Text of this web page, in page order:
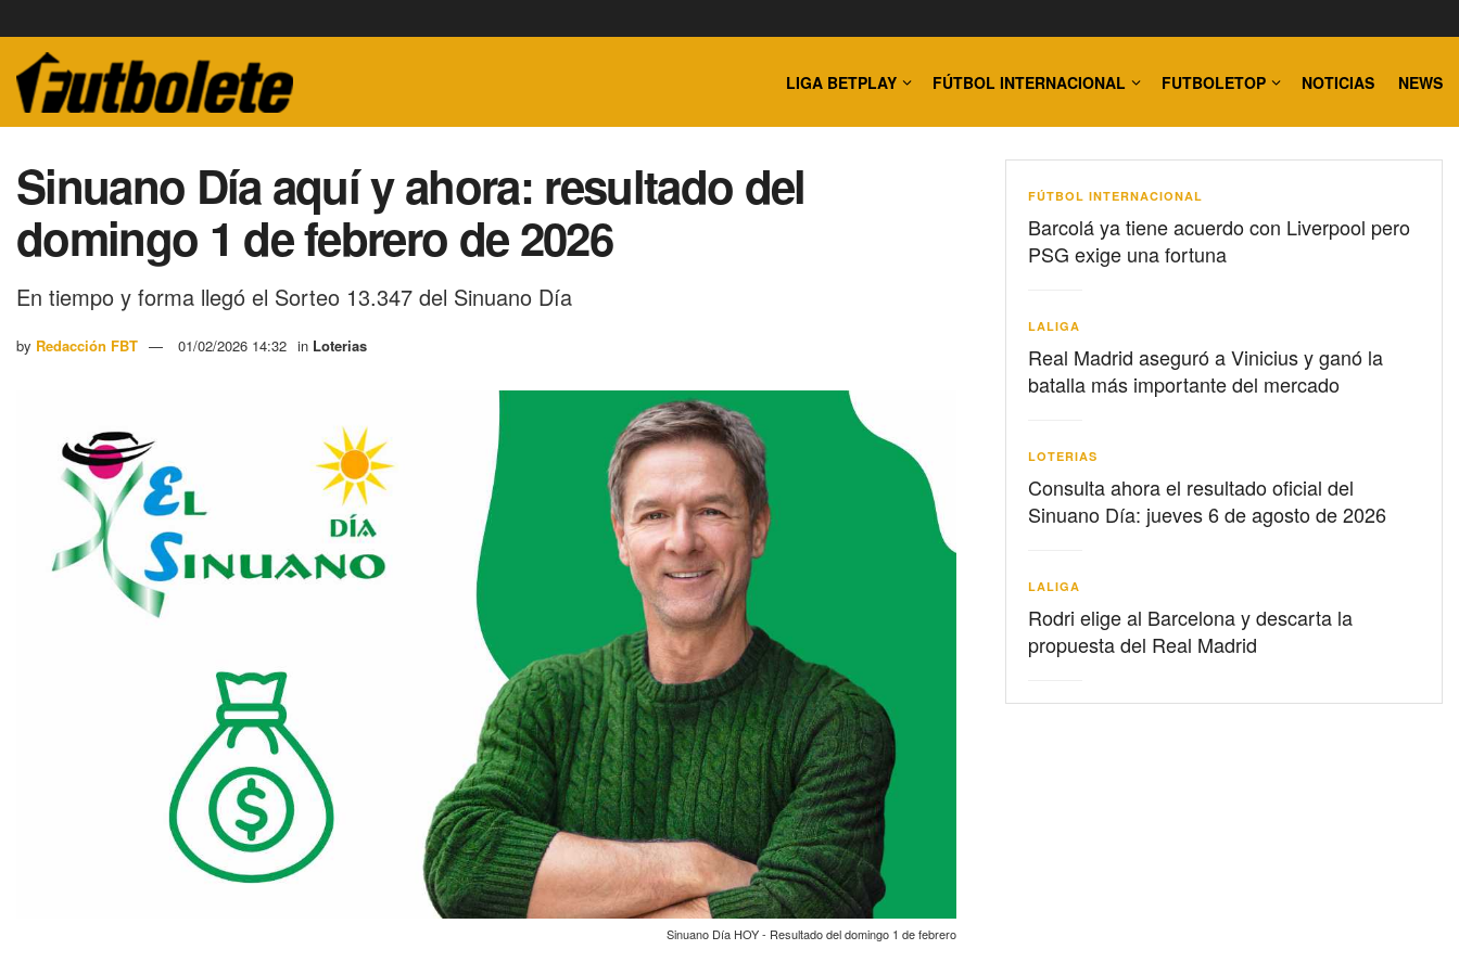
LIGA BETPLAY FÚTBOL INTERNACIONAL FUTBOLETOP NOTICIAS NEWS
Sinuano Día aquí y ahora: resultado del
domingo 1 de febrero de 2026
En tiempo y forma llegó el Sorteo 13.347 del Sinuano Día
by Redacción FBT 01/02/2026 14:32 in Loterias
Sinuano Día HOY - Resultado del domingo 1 de febrero
FÚTBOL INTERNACIONAL
Barcolá ya tiene acuerdo con Liverpool pero
PSG exige una fortuna
LALIGA
Real Madrid aseguró a Vinicius y ganó la
batalla más importante del mercado
LOTERIAS
Consulta ahora el resultado oficial del
Sinuano Día: jueves 6 de agosto de 2026
LALIGA
Rodri elige al Barcelona y descarta la
propuesta del Real Madrid